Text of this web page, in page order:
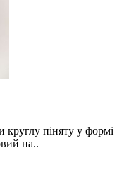
піняту у формі
на..